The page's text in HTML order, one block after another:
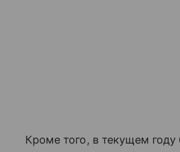
Кроме того, в текущем